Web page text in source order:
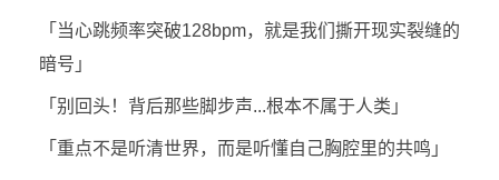
「当心跳频率突破128bpm，就是我们撕开现实裂缝的
暗号」
「别回头！背后那些脚步声...根本不属于人类」
「重点不是听清世界，而是听懂自己胸腔里的共鸣」